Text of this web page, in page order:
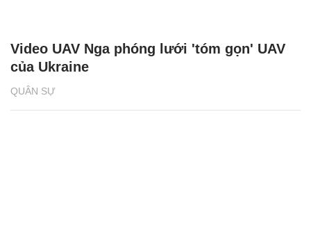
QUÂN SỰ
Video UAV Nga phóng lưới 'tóm gọn' UAV
của Ukraine